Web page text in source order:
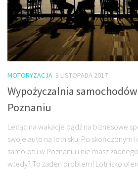
MOTORYZACJA 3 LISTOPADA 2017
Wypożyczalnia
Poznaniu
Lecąc na wakacje bądź na biznesowe
swoje auto na lotnisku. Po skończonym
samolotu w Poznaniu i nie masz
wtedy? To żaden problem! Lotnisko